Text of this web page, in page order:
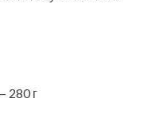
280 г